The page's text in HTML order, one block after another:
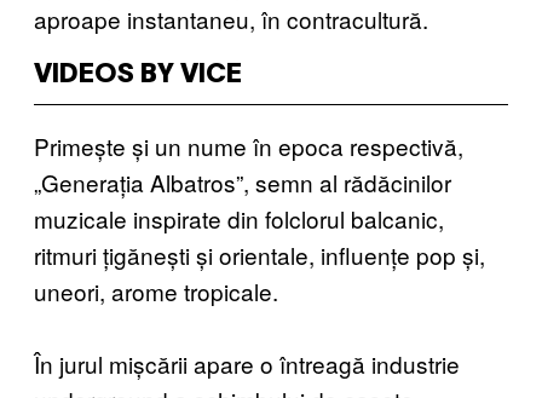
aproape instantaneu, în contracultură.
VIDEOS BY VICE
Primește și un nume în epoca respectivă,
„Generația Albatros”, semn al rădăcinilor
muzicale inspirate din folclorul balcanic,
ritmuri țigănești și orientale, influențe pop și,
uneori, arome tropicale.
În jurul mișcării apare o întreagă industrie